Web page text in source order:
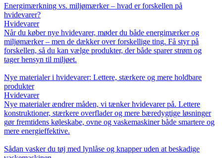
Energimærkning vs. miljømærker – hvad er forskellen på
hvidevarer?
Hvidevarer
Når du køber nye hvidevarer, møder du både energimærker og
miljømærker – men de dækker over forskellige ting. Få styr på
forskellen, så du kan vælge produkter, der både sparer strøm og
tager hensyn til miljøet.
Nye materialer i hvidevarer: Lettere, stærkere og mere holdbare
produkter
Hvidevarer
Nye materialer ændrer måden, vi tænker hvidevarer på. Lettere
konstruktioner, stærkere overflader og mere bæredygtige løsninger
gør fremtidens køleskabe, ovne og vaskemaskiner både smartere og
mere energieffektive.
Sådan vasker du tøj med lynlåse og knapper uden at beskadige